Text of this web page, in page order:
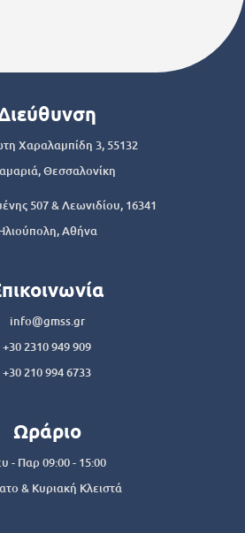
Χαραλαμπίδη 3, 55132
Θεσσαλονίκη
507 & Λεωνιδίου, 16341
Αθήνα
info@gmss.gr
+30 2310 949 909
+30 210 994 6733
Ωράριο
- Παρ 09:00 - 15:00
& Κυριακή Κλειστά